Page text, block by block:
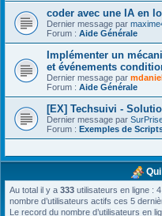
coder avec une IA en
Dernier message par
Forum : Aide Générale
Implémenter un
et événements
Dernier message par
Forum : Aide Générale
[EX] Techsuivi -
Dernier message par
Forum : Exemples de
Au total il y a 333 utilisateurs en ligne :
nombre d’utilisateurs actifs ces 5
Le record du nombre d’utilisateurs en